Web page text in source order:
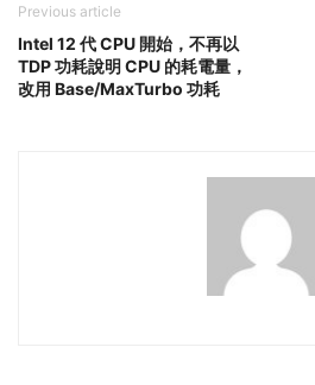
Previous article
Intel 12 代 CPU 開始，不再以
TDP 功耗說明 CPU 的耗電量，
改用 Base/MaxTurbo 功耗